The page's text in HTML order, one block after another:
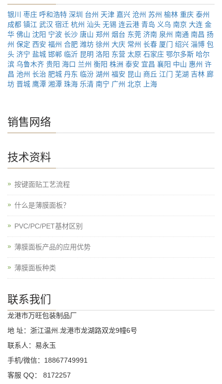
银川 枣庄 呼和浩特 深圳 台州 天津 嘉兴 沧州 苏州 榆林 重庆 泰州
成都 镇江 武汉 宿迁 杭州 汕头 无锡 连云港 青岛 义乌 南京 大连 金
华 佛山 沈阳 宁波 长沙 唐山 郑州 烟台 东莞 济南 泉州 南通 南昌 扬
州 保定 西安 福州 合肥 潍坊 徐州 大庆 常州 长春 厦门 绍兴 淄博 包
头 济宁 盐城 邯郸 临沂 昆明 洛阳 东营 太原 石家庄 鄂尔多斯 哈尔
滨 乌鲁木齐 贵阳 海口 兰州 衡阳 株洲 泰安 宜昌 襄阳 中山 惠州 许
昌 池州 长治 肥城 丹东 临汾 湖州 福安 昆山 商丘 江门 芜湖 吉林 廊
坊 晋城 鹰潭 湘潭 珠海 乐清 南宁 广州 北京 上海
销售网络
技术资料
按键面贴工艺流程
什么是薄膜面板？
PVC/PC/PET基材区别
薄膜面板产品的应用优势
薄膜面板种类
联系我们
龙港市万旺包装制品厂
地 址：浙江温州.龙港市龙湖路双龙9幢6号
联系人：易永玉
手机/微信：18867749991
客服 QQ： 8172257